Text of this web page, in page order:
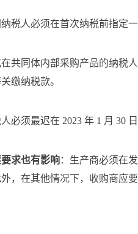
税人必须在首次纳税前指定
共同体内部采购产品的纳税
缴纳税款。
必须最迟在 2023 年 1 月 30
求也有影响：生产商必须在
，在其他情况下，收购商应